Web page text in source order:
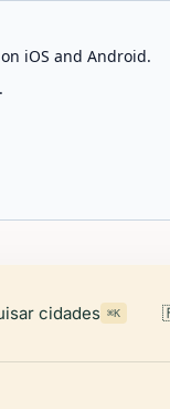
iOS and Android.
cidades ⌘K